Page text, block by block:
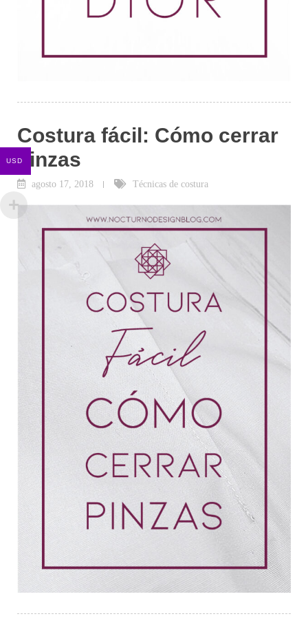
Costura fácil: Cómo cerrar
pinzas
agosto 17, 2018 Técnicas de costura
USD